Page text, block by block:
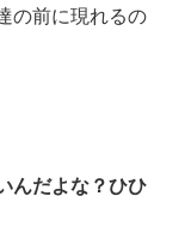
の前に現れるの
んだよな？ひひ